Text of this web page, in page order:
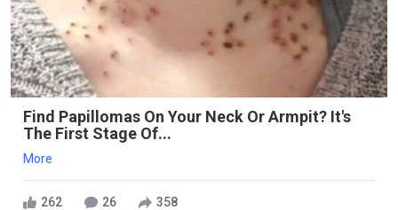
Find Papillomas On Your Neck Or Armpit? It's
The First Stage Of...
More
262 26 358